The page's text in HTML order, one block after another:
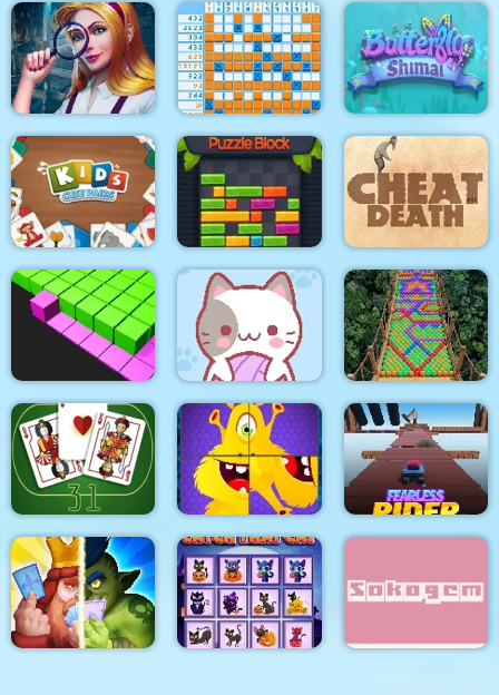
Classic Solitaire Digger Ball 2 Butcher Warehouse
Hidden Objects: Brain
Teaser
Classic Nonogram Butterfly Shimai
Kids Cute Pairs Puzzle Block Cheat Death
Color Fill Yarn Untangled Bubble Fall
Thirty One Monsters Rotate Fearless Rider